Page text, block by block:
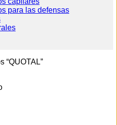
para las defensas
“QUOTAL”